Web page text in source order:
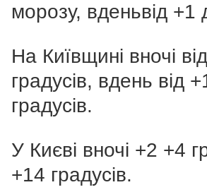
морозу, вденьвід +1
На Київщині вночі
градусів, вдень від
градусів.
У Києві вночі +2 +4
+14 градусів.